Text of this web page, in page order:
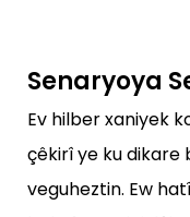
Senaryoya
Ev hilber xaniyek
çêkirî ye ku dikare
veguheztin. Ew